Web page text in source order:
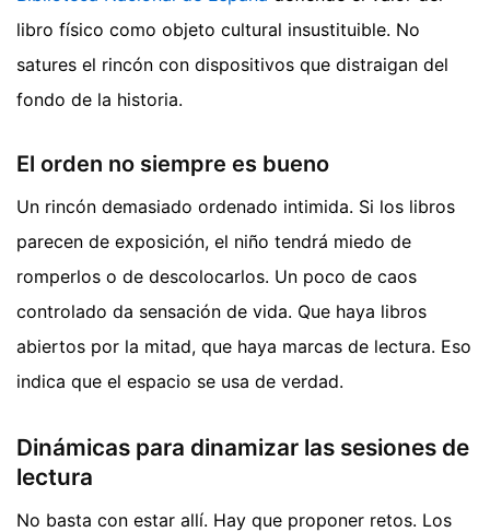
libro físico como objeto cultural insustituible. No
satures el rincón con dispositivos que distraigan del
fondo de la historia.
El orden no siempre es bueno
Un rincón demasiado ordenado intimida. Si los libros
parecen de exposición, el niño tendrá miedo de
romperlos o de descolocarlos. Un poco de caos
controlado da sensación de vida. Que haya libros
abiertos por la mitad, que haya marcas de lectura. Eso
indica que el espacio se usa de verdad.
Dinámicas para dinamizar las sesiones de
lectura
No basta con estar allí. Hay que proponer retos. Los